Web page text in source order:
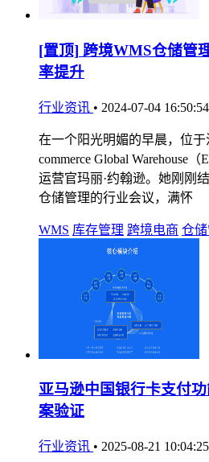
[置顶] 跨境WMS仓储管
率提升
行业资讯 • 2024-07-04 16:50:54
在一个阳光明媚的早晨，位
commerce Global Warehouse
运营官玛丽·约翰逊。她刚刚
仓储管理的行业会议，满怀
WMS 库存管理 跨境电商 仓
亚马逊中国银行卡支付
案验证
行业资讯 • 2025-08-21 10:04:25